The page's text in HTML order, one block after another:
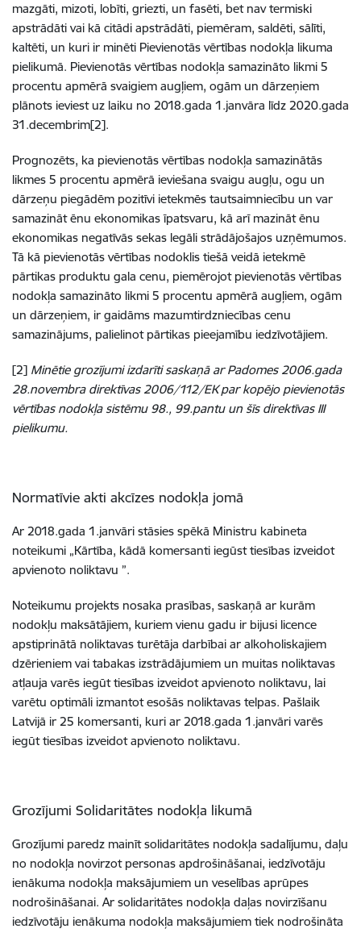
mazgāti, mizoti, lobīti, griezti, un fasēti, bet nav termiski
apstrādāti vai kā citādi apstrādāti, piemēram, saldēti, sālīti,
kaltēti, un kuri ir minēti Pievienotās vērtības nodokļa likuma
pielikumā. Pievienotās vērtības nodokļa samazināto likmi 5
procentu apmērā svaigiem augļiem, ogām un dārzeņiem
plānots ieviest uz laiku no 2018.gada 1.janvāra līdz 2020.gada
31.decembrim[2].
Prognozēts, ka pievienotās vērtības nodokļa samazinātās
likmes 5 procentu apmērā ieviešana svaigu augļu, ogu un
dārzeņu piegādēm pozitīvi ietekmēs tautsaimniecību un var
samazināt ēnu ekonomikas īpatsvaru, kā arī mazināt ēnu
ekonomikas negatīvās sekas legāli strādājošajos uzņēmumos.
Tā kā pievienotās vērtības nodoklis tiešā veidā ietekmē
pārtikas produktu gala cenu, piemērojot pievienotās vērtības
nodokļa samazināto likmi 5 procentu apmērā augļiem, ogām
un dārzeņiem, ir gaidāms mazumtirdzniecības cenu
samazinājums, palielinot pārtikas pieejamību iedzīvotājiem.
[2] Minētie grozījumi izdarīti saskaņā ar Padomes 2006.gada
28.novembra direktīvas 2006/112/EK par kopējo pievienotās
vērtības nodokļa sistēmu 98., 99.pantu un šīs direktīvas III
pielikumu.
Normatīvie akti akcīzes nodokļa jomā
Ar 2018.gada 1.janvāri stāsies spēkā Ministru kabineta
noteikumi „Kārtība, kādā komersanti iegūst tiesības izveidot
apvienoto noliktavu ”.
Noteikumu projekts nosaka prasības, saskaņā ar kurām
nodokļu maksātājiem, kuriem vienu gadu ir bijusi licence
apstiprinātā noliktavas turētāja darbībai ar alkoholiskajiem
dzērieniem vai tabakas izstrādājumiem un muitas noliktavas
atļauja varēs iegūt tiesības izveidot apvienoto noliktavu, lai
varētu optimāli izmantot esošās noliktavas telpas. Pašlaik
Latvijā ir 25 komersanti, kuri ar 2018.gada 1.janvāri varēs
iegūt tiesības izveidot apvienoto noliktavu.
Grozījumi Solidaritātes nodokļa likumā
Grozījumi paredz mainīt solidaritātes nodokļa sadalījumu, daļu
no nodokļa novirzot personas apdrošināšanai, iedzīvotāju
ienākuma nodokļa maksājumiem un veselības aprūpes
nodrošināšanai. Ar solidaritātes nodokļa daļas novirzīšanu
iedzīvotāju ienākuma nodokļa maksājumiem tiek nodrošināta